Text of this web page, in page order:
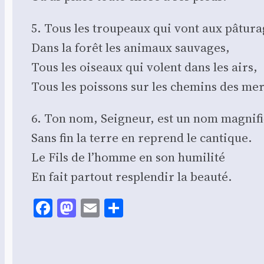
5. Tous les trou­peaux qui vont aux
Dans la forêt les ani­maux sau­vages,
Tous les oiseaux qui volent dans les airs,
Tous les pois­sons sur les che­mins des
6. Ton nom, Sei­gneur, est un nom
Sans fin la terre en reprend le can­tique.
Le Fils de l’homme en son humi­li­té
En fait par­tout res­plen­dir la beau­té.
Facebook
Mastodon
Email